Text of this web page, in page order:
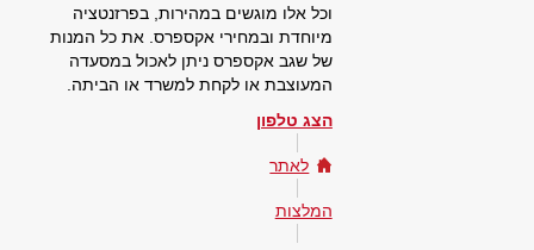
וכל אלו מוגשים במהירות, בפרזנטציה
מיוחדת ובמחירי אקספרס. את כל המנות
של שגב אקספרס ניתן לאכול במסעדה
המעוצבת או לקחת למשרד או הביתה.
הצג טלפון
לאתר
המלצות